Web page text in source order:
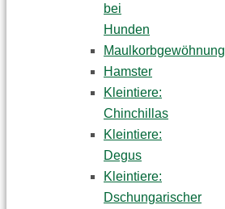
bei
Hunden
Maulkorbgewöhnung
Hamster
Kleintiere:
Chinchillas
Kleintiere:
Degus
Kleintiere:
Dschungarischer